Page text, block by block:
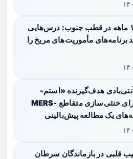
۱۷
آزمایش ۱۰ ماهه در قطب جنوب: درس‌هایی
برنامه‌های مأموریت‌های مریخ را
۱۷
هدف‌گیرنده «استم-
هلکس» برای خنثی‌سازی متقاطع MERS-
۱۷
قلبی در بازماندگان سرطان